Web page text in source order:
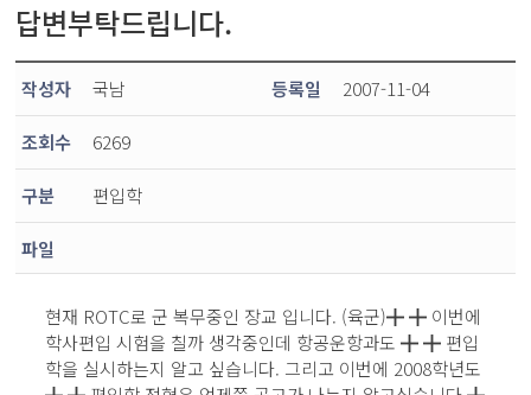
답변부탁드립니다.
작성자 국남 등록일 2007-11-04
조회수 6269
구분 편입학
파일
현재 ROTC로 군 복무중인 장교 입니다. (육군)╋ ╋ 이번에
학사편입 시험을 칠까 생각중인데 항공운항과도 ╋ ╋ 편입
학을 실시하는지 알고 싶습니다. 그리고 이번에 2008학년도